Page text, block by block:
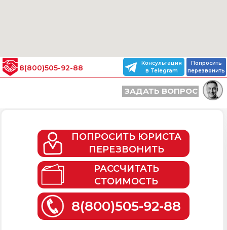
Попросить
перезвонить
8(800)505-92-88
Консультация
в Telegram
ЗАДАТЬ ВОПРОС
РАССЧИТАТЬ
СТОИМОСТЬ
8(800)505-92-88
ПОПРОСИТЬ ЮРИСТА
ПЕРЕЗВОНИТЬ